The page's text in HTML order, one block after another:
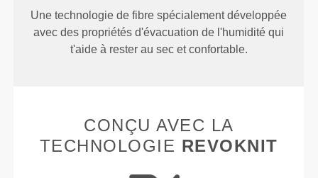
Une technologie de fibre spécialement développée
avec des propriétés d'évacuation de l'humidité qui
t'aide à rester au sec et confortable.
CONÇU AVEC LA
TECHNOLOGIE REVOKNIT